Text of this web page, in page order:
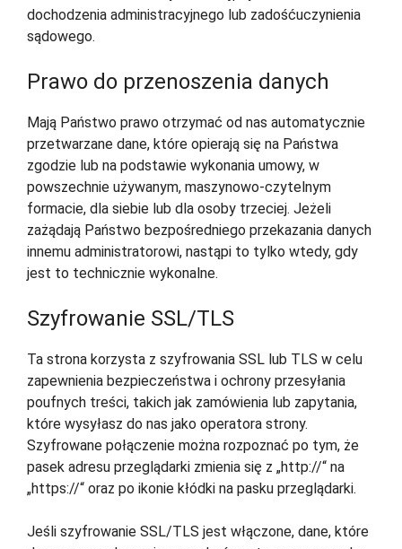
dochodzenia administracyjnego lub zadośćuczynienia
sądowego.
Prawo do przenoszenia danych
Mają Państwo prawo otrzymać od nas automatycznie
przetwarzane dane, które opierają się na Państwa
zgodzie lub na podstawie wykonania umowy, w
powszechnie używanym, maszynowo-czytelnym
formacie, dla siebie lub dla osoby trzeciej. Jeżeli
zażądają Państwo bezpośredniego przekazania danych
innemu administratorowi, nastąpi to tylko wtedy, gdy
jest to technicznie wykonalne.
Szyfrowanie SSL/TLS
Ta strona korzysta z szyfrowania SSL lub TLS w celu
zapewnienia bezpieczeństwa i ochrony przesyłania
poufnych treści, takich jak zamówienia lub zapytania,
które wysyłasz do nas jako operatora strony.
Szyfrowane połączenie można rozpoznać po tym, że
pasek adresu przeglądarki zmienia się z „http://“ na
„https://“ oraz po ikonie kłódki na pasku przeglądarki.
Jeśli szyfrowanie SSL/TLS jest włączone, dane, które